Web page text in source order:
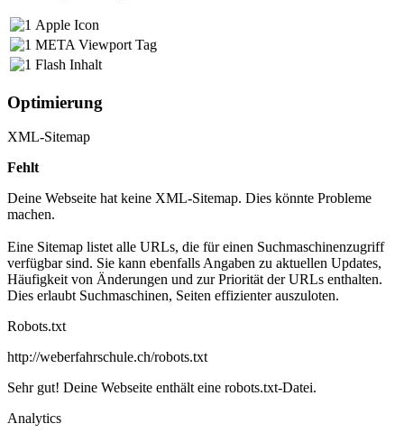
Apple Icon
META Viewport Tag
Flash Inhalt
Optimierung
XML-Sitemap
Fehlt
Deine Webseite hat keine XML-Sitemap. Dies könnte Probleme
machen.
Eine Sitemap listet alle URLs, die für einen Suchmaschinenzugriff
verfügbar sind. Sie kann ebenfalls Angaben zu aktuellen Updates,
Häufigkeit von Änderungen und zur Priorität der URLs enthalten.
Dies erlaubt Suchmaschinen, Seiten effizienter auszuloten.
Robots.txt
http://weberfahrschule.ch/robots.txt
Sehr gut! Deine Webseite enthält eine robots.txt-Datei.
Analytics